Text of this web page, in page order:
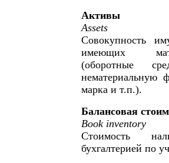
Активы
Assets
Совокупность
имеющих
(оборотные
нематериальную
марка и т.п.).
Балансовая
Book inventory
Стоимость
бухгалтерией по